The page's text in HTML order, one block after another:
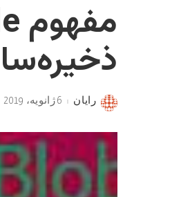
Posted
رایان 6 ژانویه، 2019